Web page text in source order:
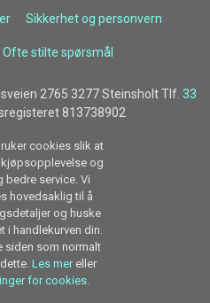
Sikkerhet og personvern
Ofte stilte spørsmål
2765 3277 Steinsholt Tlf. 33
813738902
cookies slik at
og
bedre service. Vi
hovedsaklig til å
og huske
i handlekurven din.
siden som normalt
Les mer eller
for cookies.